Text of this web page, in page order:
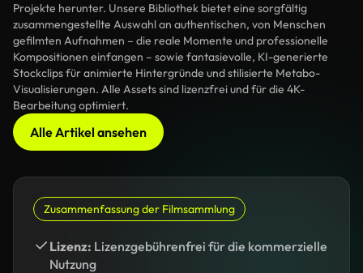
Projekte herunter. Unsere Bibliothek bietet eine sorgfältig
zusammengestellte Auswahl an authentischen, von Menschen
gefilmten Aufnahmen – die reale Momente und professionelle
Kompositionen einfangen – sowie fantasievolle, KI-generierte
Stockclips für animierte Hintergründe und stilisierte Metabo-
Visualisierungen. Alle Assets sind lizenzfrei und für die 4K-
Bearbeitung optimiert.
Alle Artikel ansehen
Zusammenfassung der Filmsammlung
Lizenz: Lizenzgebührenfrei für die kommerzielle
Nutzung